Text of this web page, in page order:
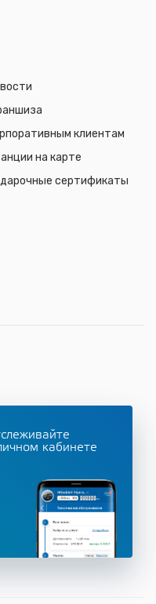
клиентам
на карте
сертификаты
кабинете